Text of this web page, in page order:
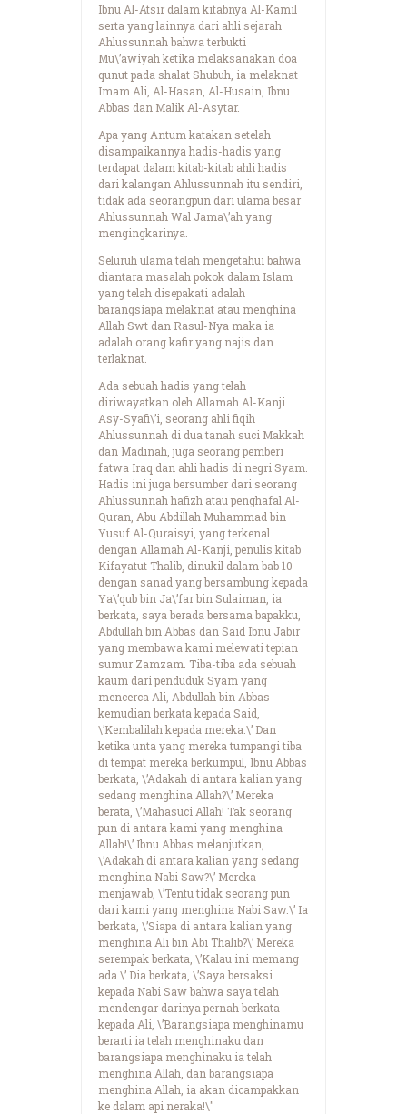
Ibnu Al-Atsir dalam kitabnya Al-Kamil
serta yang lainnya dari ahli sejarah
Ahlussunnah bahwa terbukti
Mu\’awiyah ketika melaksanakan doa
qunut pada shalat Shubuh, ia melaknat
Imam Ali, Al-Hasan, Al-Husain, Ibnu
Abbas dan Malik Al-Asytar.
Apa yang Antum katakan setelah
disampaikannya hadis-hadis yang
terdapat dalam kitab-kitab ahli hadis
dari kalangan Ahlussunnah itu sendiri,
tidak ada seorangpun dari ulama besar
Ahlussunnah Wal Jama\’ah yang
mengingkarinya.
Seluruh ulama telah mengetahui bahwa
diantara masalah pokok dalam Islam
yang telah disepakati adalah
barangsiapa melaknat atau menghina
Allah Swt dan Rasul-Nya maka ia
adalah orang kafir yang najis dan
terlaknat.
Ada sebuah hadis yang telah
diriwayatkan oleh Allamah Al-Kanji
Asy-Syafi\’i, seorang ahli fiqih
Ahlussunnah di dua tanah suci Makkah
dan Madinah, juga seorang pemberi
fatwa Iraq dan ahli hadis di negri Syam.
Hadis ini juga bersumber dari seorang
Ahlussunnah hafizh atau penghafal Al-
Quran, Abu Abdillah Muhammad bin
Yusuf Al-Quraisyi, yang terkenal
dengan Allamah Al-Kanji, penulis kitab
Kifayatut Thalib, dinukil dalam bab 10
dengan sanad yang bersambung kepada
Ya\’qub bin Ja\’far bin Sulaiman, ia
berkata, saya berada bersama bapakku,
Abdullah bin Abbas dan Said Ibnu Jabir
yang membawa kami melewati tepian
sumur Zamzam. Tiba-tiba ada sebuah
kaum dari penduduk Syam yang
mencerca Ali, Abdullah bin Abbas
kemudian berkata kepada Said,
\’Kembalilah kepada mereka.\’ Dan
ketika unta yang mereka tumpangi tiba
di tempat mereka berkumpul, Ibnu Abbas
berkata, \’Adakah di antara kalian yang
sedang menghina Allah?\’ Mereka
berata, \’Mahasuci Allah! Tak seorang
pun di antara kami yang menghina
Allah!\’ Ibnu Abbas melanjutkan,
\’Adakah di antara kalian yang sedang
menghina Nabi Saw?\’ Mereka
menjawab, \’Tentu tidak seorang pun
dari kami yang menghina Nabi Saw.\’ Ia
berkata, \’Siapa di antara kalian yang
menghina Ali bin Abi Thalib?\’ Mereka
serempak berkata, \’Kalau ini memang
ada.\’ Dia berkata, \’Saya bersaksi
kepada Nabi Saw bahwa saya telah
mendengar darinya pernah berkata
kepada Ali, \’Barangsiapa menghinamu
berarti ia telah menghinaku dan
barangsiapa menghinaku ia telah
menghina Allah, dan barangsiapa
menghina Allah, ia akan dicampakkan
ke dalam api neraka!\"